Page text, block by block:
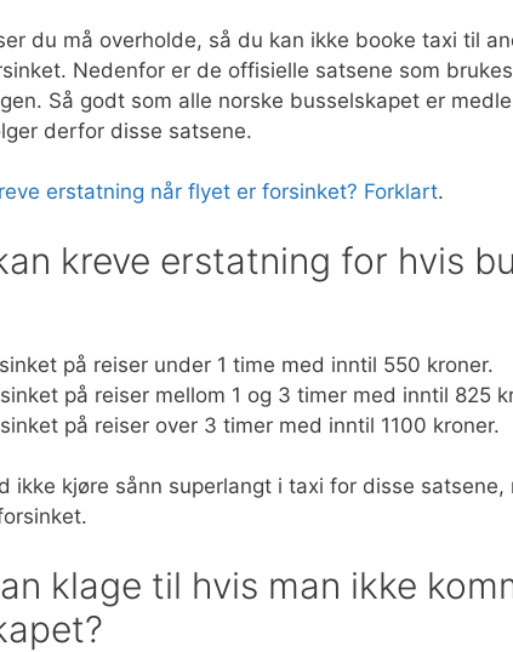
du må overholde, så du kan ikke booke taxi til
Nedenfor er de offisielle satsene som
Så godt som alle norske busselskapet er
derfor disse satsene.
erstatning når flyet er forsinket? Forklart.
kreve erstatning for hvis
på reiser under 1 time med inntil 550 kroner.
på reiser mellom 1 og 3 timer med inntil 825
på reiser over 3 timer med inntil 1100 kroner.
ikke kjøre sånn superlangt i taxi for disse
klage til hvis man ikke